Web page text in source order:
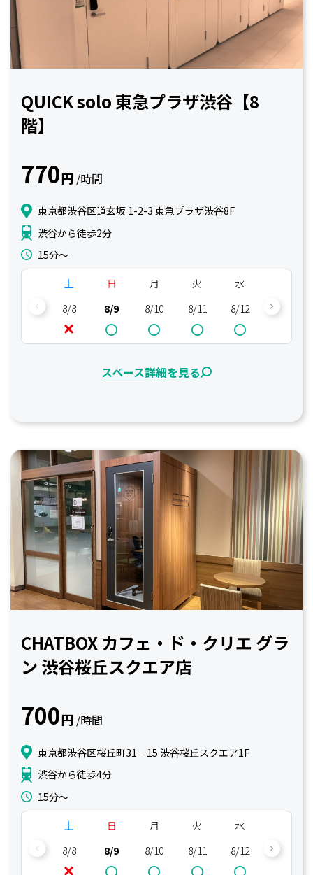
QUICK solo 東急プラザ渋谷【8
階】
770円 /時間
東京都渋谷区道玄坂 1-2-3 東急プラザ渋谷8F
渋谷から徒歩2分
15分〜
土
8/8
日
8/9
月
8/10
火
8/11
水
8/12
8/13
スペース詳細を見る
CHATBOX カフェ・ド・クリエ グラ
ン 渋谷桜丘スクエア店
700円 /時間
東京都渋谷区桜丘町31‐15 渋谷桜丘スクエア1F
渋谷から徒歩4分
15分〜
土
8/8
日
8/9
月
8/10
火
8/11
水
8/12
8/13